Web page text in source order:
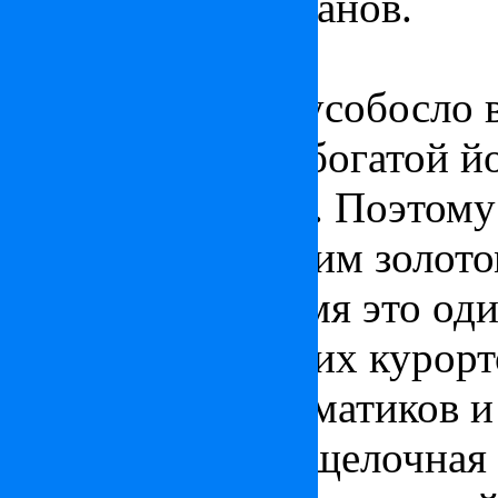
. в
и горячей воды,
коричневый цвет.
называют «горячим
В настоящее время это
бальнеологических
«Меккой для ревматиков
Углеводородная